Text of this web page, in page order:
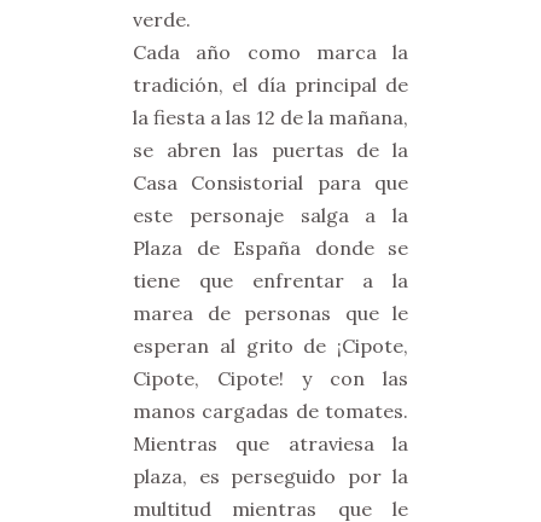
verde.
Cada año como marca la
tradición, el día principal de
la fiesta a las 12 de la mañana,
se abren las puertas de la
Casa Consistorial para que
este personaje salga a la
Plaza de España donde se
tiene que enfrentar a la
marea de personas que le
esperan al grito de ¡Cipote,
Cipote, Cipote! y con las
manos cargadas de tomates.
Mientras que atraviesa la
plaza, es perseguido por la
multitud mientras que le